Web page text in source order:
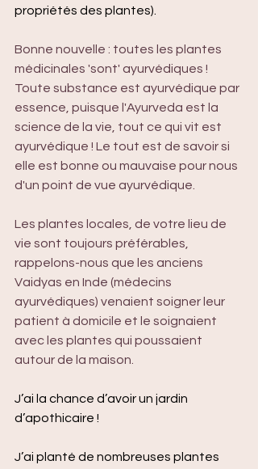
propriétés des plantes).
Bonne nouvelle : toutes les plantes
médicinales 'sont' ayurvédiques !
Toute substance est ayurvédique par
essence, puisque l'Ayurveda est la
science de la vie, tout ce qui vit est
ayurvédique ! Le tout est de savoir si
elle est bonne ou mauvaise pour nous
d'un point de vue ayurvédique.
Les plantes locales, de votre lieu de
vie sont toujours préférables,
rappelons-nous que les anciens
Vaidyas en Inde (médecins
ayurvédiques) venaient soigner leur
patient à domicile et le soignaient
avec les plantes qui poussaient
autour de la maison.
J’ai la chance d’avoir un jardin
d’apothicaire !
J’ai planté de nombreuses plantes